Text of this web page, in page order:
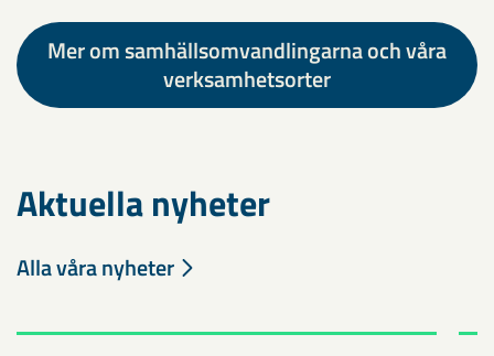
Mer om samhällsomvandlingarna och våra
verksamhetsorter
Aktuella nyheter
Alla våra nyheter